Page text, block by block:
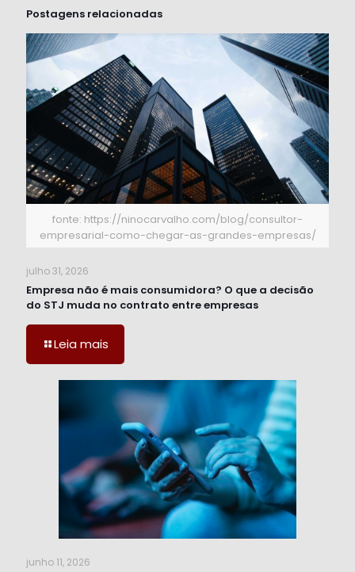
Postagens relacionadas
fonte: https://ninocarvalho.com/blog/consultor-
empresarial-como-chegar-as-grandes-empresas/
julho 31, 2026
Empresa não é mais consumidora? O que a decisão
do STJ muda no contrato entre empresas
Leia mais
junho 11, 2026